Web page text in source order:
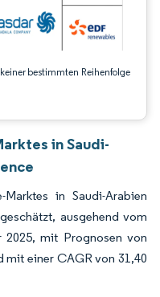
bestimmten Reihenfolge
in Saudi-
in Saudi-Arabien
ausgehend vom
mit Prognosen von
mit einer CAGR von 31,40